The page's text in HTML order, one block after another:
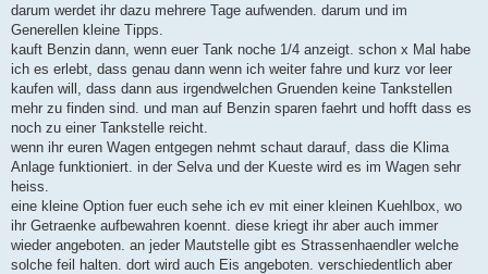
darum werdet ihr dazu mehrere Tage aufwenden. darum und im
Generellen kleine Tipps.
kauft Benzin dann, wenn euer Tank noche 1/4 anzeigt. schon x Mal habe
ich es erlebt, dass genau dann wenn ich weiter fahre und kurz vor leer
kaufen will, dass dann aus irgendwelchen Gruenden keine Tankstellen
mehr zu finden sind. und man auf Benzin sparen faehrt und hofft dass es
noch zu einer Tankstelle reicht.
wenn ihr euren Wagen entgegen nehmt schaut darauf, dass die Klima
Anlage funktioniert. in der Selva und der Kueste wird es im Wagen sehr
heiss.
eine kleine Option fuer euch sehe ich ev mit einer kleinen Kuehlbox, wo
ihr Getraenke aufbewahren koennt. diese kriegt ihr aber auch immer
wieder angeboten. an jeder Mautstelle gibt es Strassenhaendler welche
solche feil halten. dort wird auch Eis angeboten. verschiedentlich aber